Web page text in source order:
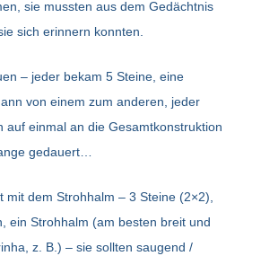
sie mussten aus dem Gedächtnis
sich erinnern konnten.
– jeder bekam 5 Steine, eine
von einem zum anderen, jeder
auf einmal an die Gesamtkonstruktion
gedauert…
mit dem Strohhalm – 3 Steine (2×2),
ein Strohhalm (am besten breit und
z. B.) – sie sollten saugend /